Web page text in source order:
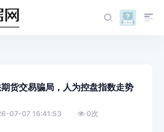
货交易骗局，人为控盘指数走势
07-07 16:41:53 0次